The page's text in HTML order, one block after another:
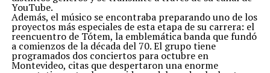
YouTube.
Además, el músico se encontraba preparando uno de los
proyectos más especiales de esta etapa de su carrera: el
reencuentro de Tótem, la emblemática banda que fundó
a comienzos de la década del 70. El grupo tiene
programados dos conciertos para octubre en
Montevideo, citas que despertaron una enorme